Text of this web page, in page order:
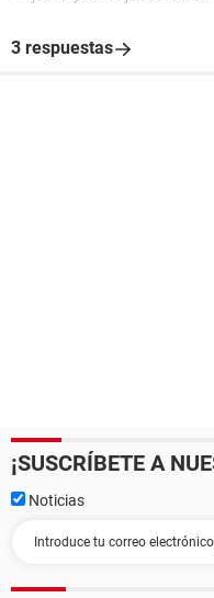
3 respuestas
¡SUSCRÍBETE A
Noticias